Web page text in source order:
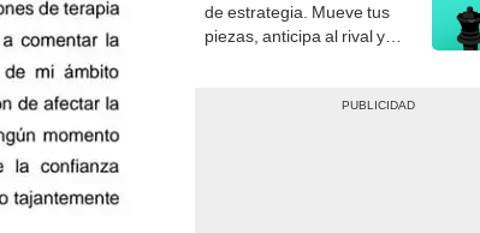
de estrategia. Mueve tus
piezas, anticipa al rival y